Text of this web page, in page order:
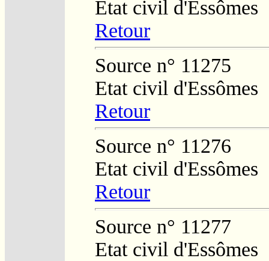
Etat civil d'Essômes
Retour
Source n° 11275
Etat civil d'Essômes
Retour
Source n° 11276
Etat civil d'Essômes
Retour
Source n° 11277
Etat civil d'Essômes